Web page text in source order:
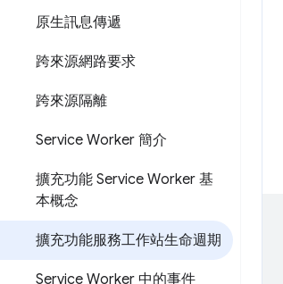
原生訊息傳遞
跨來源網路要求
跨來源隔離
Service Worker 簡介
擴充功能 Service Worker 基
本概念
擴充功能服務工作站生命週期
Service Worker 中的事件